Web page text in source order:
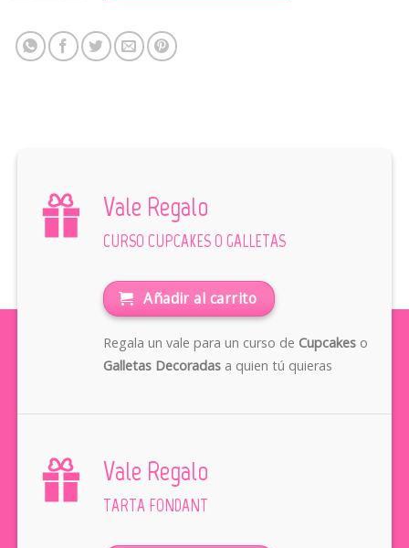
Vale Regalo
CURSO CUPCAKES O GALLETAS
Añadir al carrito
Regala un vale para un curso de Cupcakeso
Galletas Decoradasa quien tú quieras
Vale Regalo
TARTA FONDANT